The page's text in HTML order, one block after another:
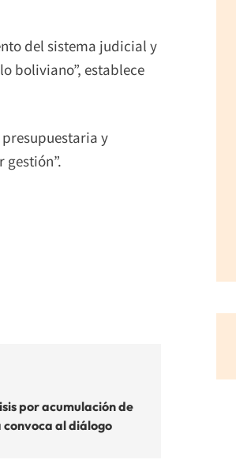
del sistema judicial y
boliviano”, establece
y
por acumulación de
al diálogo